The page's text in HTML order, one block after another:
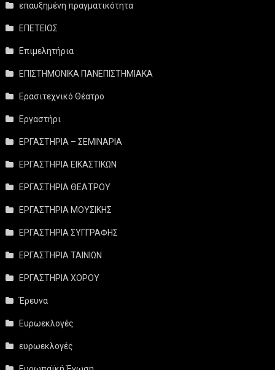
επαυξημένη πραγματικότητα
ΕΠΕΤΕΙΟΣ
Επιμελητήρια
ΕΠΙΣΤΗΜΟΝΙΚΑ ΠΑΝΕΠΙΣΤΗΜΙΑΚΑ
Ερασιτεχνικό Θέατρο
Εργαστήρι
ΕΡΓΑΣΤΗΡΙΑ – ΣΕΜΙΝΑΡΙΑ
ΕΡΓΑΣΤΗΡΙΑ ΕΙΚΑΣΤΙΚΩΝ
ΕΡΓΑΣΤΗΡΙΑ ΘΕΑΤΡΟΥ
ΕΡΓΑΣΤΗΡΙΑ ΜΟΥΣΙΚΗΣ
ΕΡΓΑΣΤΗΡΙΑ ΣΥΓΓΡΑΦΗΣ
ΕΡΓΑΣΤΗΡΙΑ ΤΑΙΝΙΩΝ
ΕΡΓΑΣΤΗΡΙΑ ΧΟΡΟΥ
Έρευνα
Ευρωεκλογές
ευρωεκλογές